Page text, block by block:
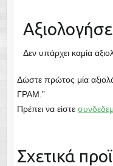
Δεν υπάρχει καμία
Δώστε πρώτος μία
ΓΡΑΜ.”
Πρέπει να είστε
Σχετικά